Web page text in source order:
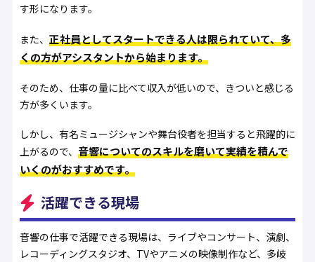
す形になります。
また、 正社員としてスタートできる人は限られていて、多
くの方がアシスタントから始まります。
そのため、仕事の量に比べて収入が低いので、きついと感じる
方が多くいます。
しかし、有名ミュージシャンや舞台役者を担当すると飛躍的に
上がるので、 音響についてのスキルを磨いて実績を積んで
いくのがおすすめです。
活躍できる現場
音響の仕事で活躍できる現場は、ライブやコンサート、演劇、
レコーディングスタジオ、TVやアニメの映像制作など、多岐